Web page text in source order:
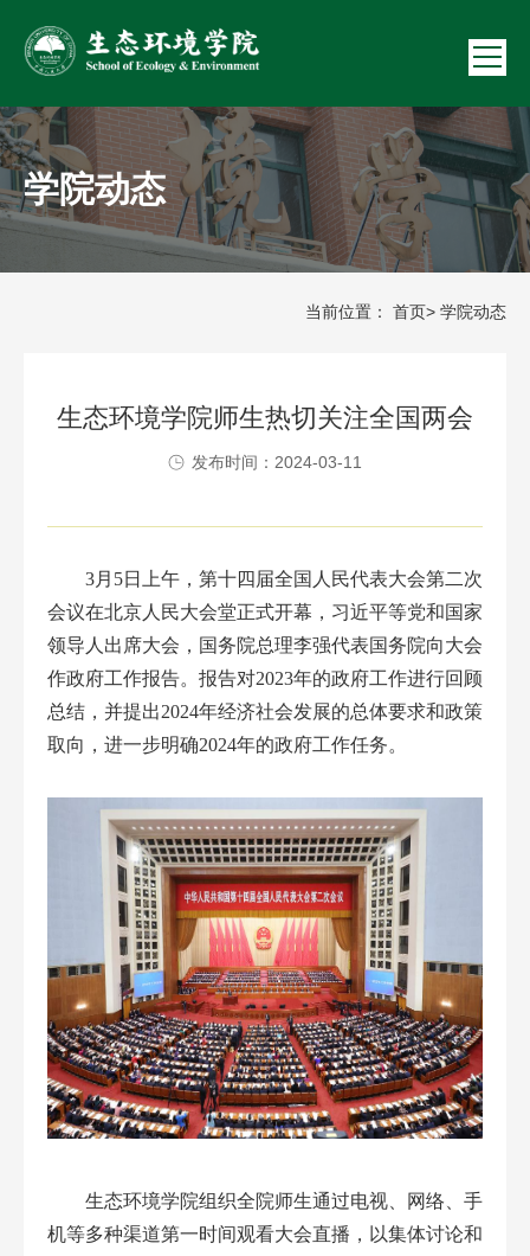
学院动态
当前位置： 首页> 学院动态
生态环境学院师生热切关注全国两会
发布时间：2024-03-11
3月5日上午，第十四届全国人民代表大会第二次
会议在北京人民大会堂正式开幕，习近平等党和国家
领导人出席大会，国务院总理李强代表国务院向大会
作政府工作报告。 报告对2023年的政府工作进行回顾
总结，并提出2024年经济社会发展的总体要求和政策
取向，进一步明确2024年的政府工作任务。
生态环境学院组织全院师生通过电视、网络、手
机等多种渠道第一时间观看大会直播 ，以集体讨论和